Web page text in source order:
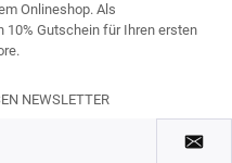
Onlineshop. Als
Gutschein für Ihren ersten
NEWSLETTER